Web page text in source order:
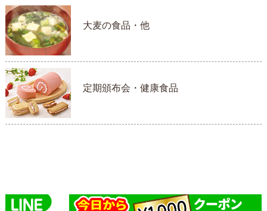
大麦の食品・他
定期頒布会・健康食品